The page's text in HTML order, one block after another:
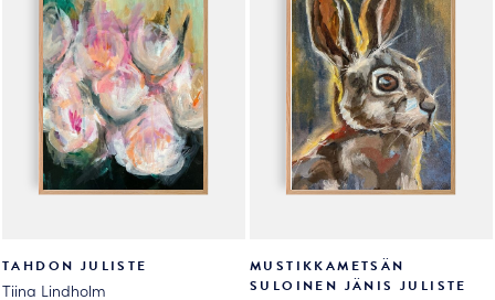
TAHDON JULISTE
Tiina Lindholm
MUSTIKKAMETSÄN
SULOINEN JÄNIS JULISTE